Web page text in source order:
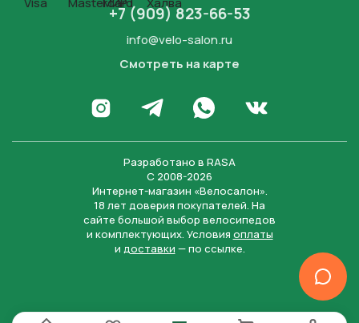
+7 (909) 823-66-53
info@velo-salon.ru
Смотреть на карте
Перейти в Инстаграм
Написать в Телеграм
Написать в WhatsApp
Перейти во
Разработано в RASA
С 2008-2026
Интернет-магазин «Велосалон».
18 лет доверия покупателей. На
сайте большой выбор велосипедов
и комплектующих. Условия оплаты
и доставки — по ссылке.
Нажимая на кнопку “Отправить заявку”, вы даете